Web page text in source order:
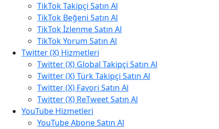
TikTok Takipçi Satın Al
TikTok Beğeni Satın Al
TikTok İzlenme Satın Al
TikTok Yorum Satın Al
Twitter (X) Hizmetleri
Twitter (X) Global Takipçi Satın Al
Twitter (X) Türk Takipçi Satın Al
Twitter (X) Favori Satın Al
Twitter (X) ReTweet Satın Al
YouTube Hizmetleri
YouTube Abone Satın Al